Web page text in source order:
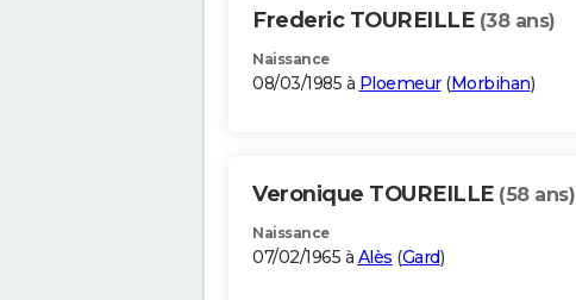
Frederic TOUREILLE (38 ans)
Naissance
08/03/1985 à Ploemeur(Morbihan)
Veronique TOUREILLE (58 ans)
Naissance
07/02/1965 à Alès (Gard)